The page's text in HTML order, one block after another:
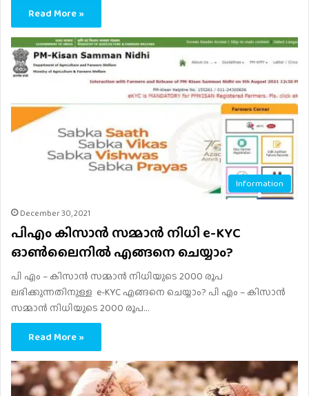
Read More »
Information
December 30, 2021
പിഎം കിസാന്‍ സമ്മാൻ നിധി e-KYC
ഓൺലൈനിൽ എങ്ങനെ ചെയ്യാം?
പി എം – കിസാൻ സമ്മാൻ നിധിയുടെ 2000 രൂപ
ലഭിക്കുന്നതിനുള്ള e-KYC എങ്ങനെ ചെയ്യാം? പി എം – കിസാൻ
സമ്മാൻ നിധിയുടെ 2000 രൂപ…
Read More »